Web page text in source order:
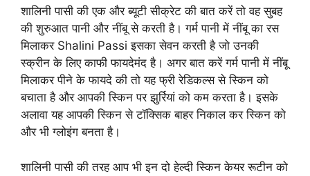
शालिनी पासी की एक और ब्यूटी सीक्रेट की बात करें तो वह सुबह
की शुरुआत पानी और नींबू से करती है। गर्म पानी में नींबू का रस
मिलाकर Shalini Passi इसका सेवन करती है जो उनकी
स्क्रीन के लिए काफी फायदेमंद है। अगर बात करें गर्म पानी में नींबू
मिलाकर पीने के फायदे की तो यह फ्री रेडिकल्स से स्किन को
बचाता है और आपकी स्किन पर झुर्रियां को कम करता है। इसके
अलावा यह आपकी स्किन से टॉक्सिक बाहर निकाल कर स्किन को
और भी ग्लोइंग बनता है।
शालिनी पासी की तरह आप भी इन दो हेल्दी स्किन केयर रूटीन को